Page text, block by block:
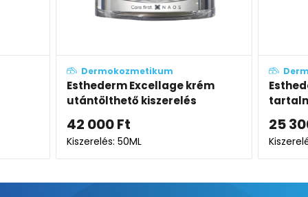
Dermokozmetikum
Esthederm Celluláris víz
tartalmú hidratáló gél
25 300
Kiszerelés: 50ML